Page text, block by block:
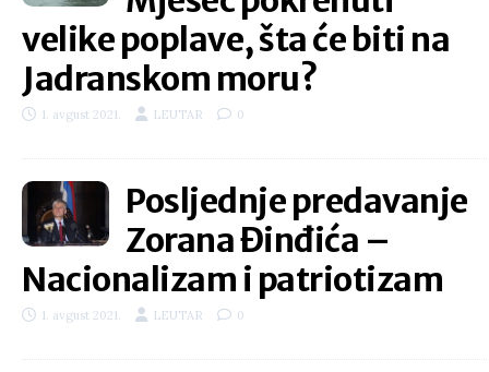
velike poplave, šta će biti na
Jadranskom moru?
1. avgust 2021. LEUTAR 0
Posljednje predavanje
Zorana Đinđića –
Nacionalizam i patriotizam
1. avgust 2021. LEUTAR 0